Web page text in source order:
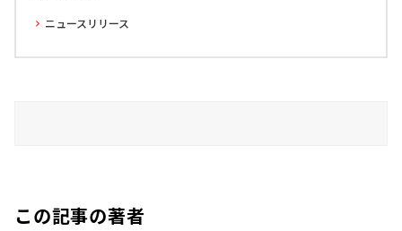
ニュースリリース
この記事の著者